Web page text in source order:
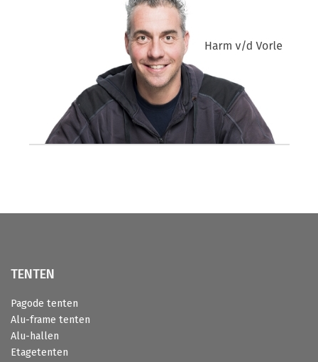
TENTEN
Pagode tenten
Alu-frame tenten
Alu-hallen
Etagetenten